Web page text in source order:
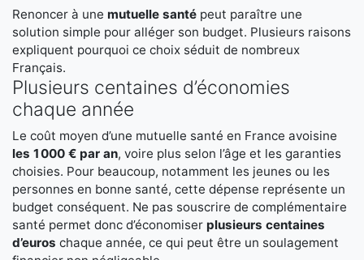
Renoncer à une mutuelle santé peut paraître une
solution simple pour alléger son budget. Plusieurs raisons
expliquent pourquoi ce choix séduit de nombreux
Français.
Plusieurs centaines d’économies
chaque année
Le coût moyen d’une mutuelle santé en France avoisine
les 1 000 € par an, voire plus selon l’âge et les garanties
choisies. Pour beaucoup, notamment les jeunes ou les
personnes en bonne santé, cette dépense représente un
budget conséquent. Ne pas souscrire de complémentaire
santé permet donc d’économiser plusieurs centaines
d’euros chaque année, ce qui peut être un soulagement